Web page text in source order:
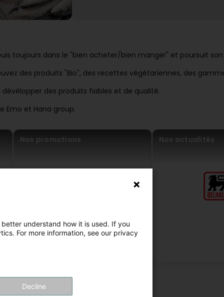
toujours dans le "bien acheter/bien manger" et poursuit
des produits "Bio", des recettes végétariennes, des
des produits fiables et de qualité.
Emo et Hana group.
Nos promotions Nos actualités
understand how it is used. If you
For more information, see our privacy
Decline